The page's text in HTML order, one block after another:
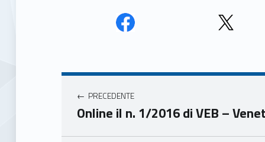
Unio
mer
e
Unio
e
Navigazione articoli
PRECEDENTE
Online il n. 1/2016 di VEB –